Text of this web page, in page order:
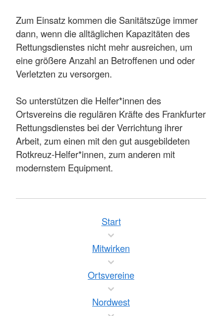
Zum Einsatz kommen die Sanitätszüge immer
dann, wenn die alltäglichen Kapazitäten des
Rettungsdienstes nicht mehr ausreichen, um
eine größere Anzahl an Betroffenen und oder
Verletzten zu versorgen.
So unterstützen die Helfer*innen des
Ortsvereins die regulären Kräfte des Frankfurter
Rettungsdienstes bei der Verrichtung ihrer
Arbeit, zum einen mit den gut ausgebildeten
Rotkreuz-Helfer*innen, zum anderen mit
modernstem Equipment.
Start
Mitwirken
Ortsvereine
Nordwest